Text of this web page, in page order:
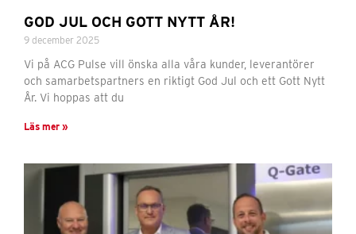
GOD JUL OCH GOTT NYTT ÅR!
9 december 2025
Vi på ACG Pulse vill önska alla våra kunder, leverantörer
och samarbetspartners en riktigt God Jul och ett Gott Nytt
År. Vi hoppas att du
Läs mer »